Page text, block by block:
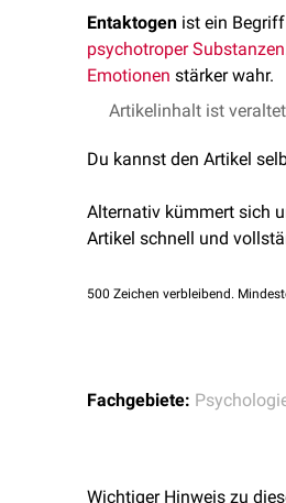
Entaktogen ist ein
psychotroper Substanzen
Emotionen stärker wahr.
Artikelinhalt ist
Du kannst den Artikel
Alternativ kümmert sich
Artikel schnell und
500 Zeichen verbleibend.
Fachgebiete:
Wichtiger Hinweis zu